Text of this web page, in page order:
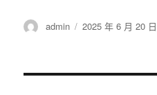
作
admin
發
2025 年 6 月 20 日